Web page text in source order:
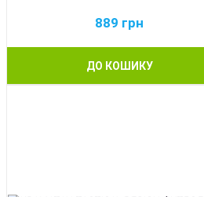
889 грн
ДО КОШИКУ